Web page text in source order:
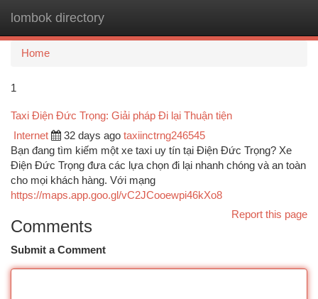
lombok directory
Home
1
Taxi Điện Đức Trọng: Giải pháp Đi lại Thuận tiện
Internet 32 days ago taxiinctrng246545
Bạn đang tìm kiếm một xe taxi uy tín tại Điện Đức Trọng? Xe
Điện Đức Trọng đưa các lựa chọn đi lại nhanh chóng và an toàn
cho mọi khách hàng. Với mạng
https://maps.app.goo.gl/vC2JCooewpi46kXo8
Report this page
Comments
Submit a Comment